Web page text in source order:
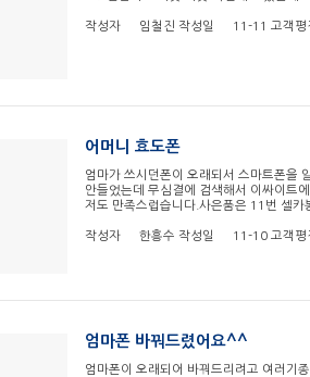
작성자 임철진 작성일 11-11 고객평
어머니 효도폰
엄마가 쓰시던폰이 오래되서 스마트폰을
안들었는데 무심결에 검색해서 이싸이트
저도 만족스럽습니다.사은품은 11번 셀카
작성자 한흥수 작성일 11-10 고객평
엄마폰 바꿔드렸어요^^
엄마폰이 오래되어 바꿔드리려고 여러기